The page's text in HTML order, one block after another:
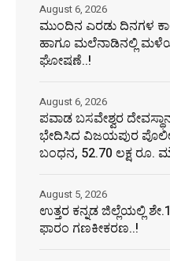
ಮುಂದಿನ ಎರಡು ದಿನಗಳ
ಹಾಗೂ ಮಲೆನಾಡಿನಲ್ಲಿ
ಘೋಷಣೆ..!
August 6, 2026
ಪವಾಡ ಬಸವೇಶ್ವರ
ಭೇದಿಸಿದ ವಿಜಯಪುರ
ಬಂಧನ, 52.70 ಲಕ್ಷ ರೂ.
August 6, 2026
ಉತ್ತರ ಕನ್ನಡ ಜಿಲ್ಲೆಯಲ್ಲಿ
ಫಾರಂ ಗಣಕೀಕರಣ..!
August 5, 2026